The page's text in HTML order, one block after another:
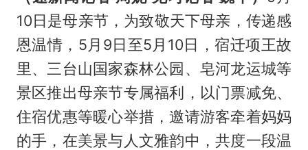
10日是母亲节，为致敬天下母亲，传递感
恩温情，5月9日至5月10日，宿迁项王故
里、三台山国家森林公园、皂河龙运城等
景区推出母亲节专属福利，以门票减免、
住宿优惠等暖心举措，邀请游客牵着妈妈
的手，在美景与人文雅韵中，共度一段温